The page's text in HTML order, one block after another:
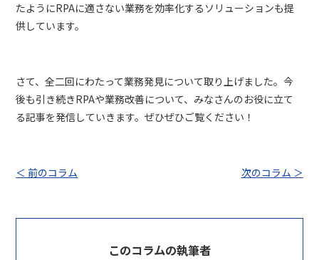
たようにRPAに適さない業務を効率化するソリューションも提
供しています。
さて、全二回にわたって業務発見について取り上げました。今
後も引き続きRPAや業務改善について、みなさんのお役に立て
る記事を発信していきます。ぜひぜひご覧ください！
＜ 前のコラム 次のコラム ＞
このコラムの執筆者